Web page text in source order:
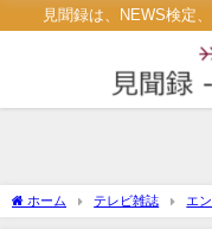
見聞録は、NEWS検定
ホーム テレビ雑誌 エ
ンタメ検定】